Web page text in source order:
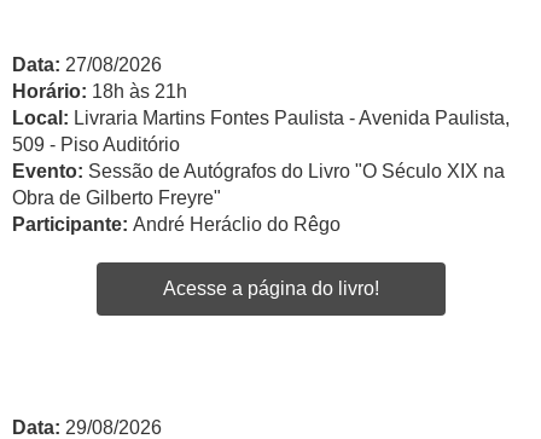
Data: 27/08/2026
Horário: 18h às 21h
Local: Livraria Martins Fontes Paulista - Avenida Paulista,
509 - Piso Auditório
Evento: Sessão de Autógrafos do Livro "O Século XIX na
Obra de Gilberto Freyre"
Participante: André Heráclio do Rêgo
Acesse a página do livro!
Data: 29/08/2026